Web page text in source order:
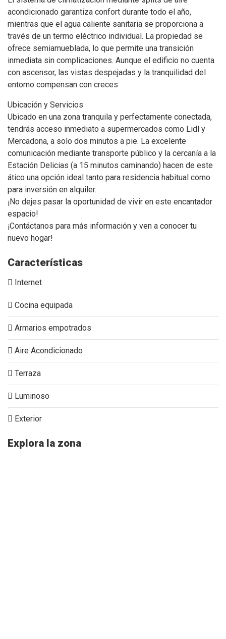
acondicionado garantiza confort durante todo el año,
mientras que el agua caliente sanitaria se proporciona a
través de un termo eléctrico individual. La propiedad se
ofrece semiamueblada, lo que permite una transición
inmediata sin complicaciones. Aunque el edificio no cuenta
con ascensor, las vistas despejadas y la tranquilidad del
entorno compensan con creces
Ubicación y Servicios
Ubicado en una zona tranquila y perfectamente conectada,
tendrás acceso inmediato a supermercados como Lidl y
Mercadona, a solo dos minutos a pie. La excelente
comunicación mediante transporte público y la cercanía a la
Estación Delicias (a 15 minutos caminando) hacen de este
ático una opción ideal tanto para residencia habitual como
para inversión en alquiler.
¡No dejes pasar la oportunidad de vivir en este encantador
espacio!
¡Contáctanos para más información y ven a conocer tu
nuevo hogar!
Características
Internet
Cocina equipada
Armarios empotrados
Aire Acondicionado
Terraza
Luminoso
Exterior
Explora la zona